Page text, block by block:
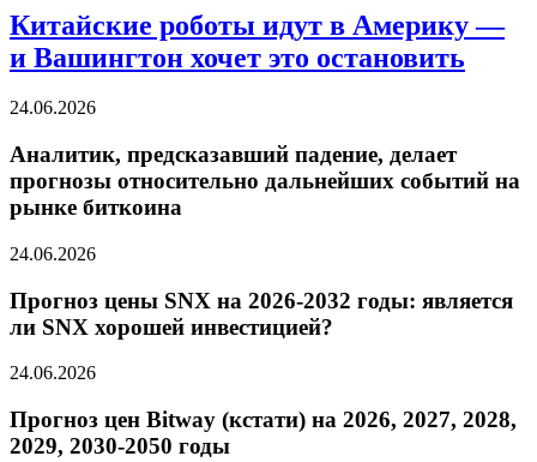
Китайские роботы идут в Америку —
и Вашингтон хочет это остановить
24.06.2026
Аналитик, предсказавший падение, делает
прогнозы относительно дальнейших событий на
рынке биткоина
24.06.2026
Прогноз цены SNX на 2026-2032 годы: является
ли SNX хорошей инвестицией?
24.06.2026
Прогноз цен Bitway (кстати) на 2026, 2027, 2028,
2029, 2030-2050 годы